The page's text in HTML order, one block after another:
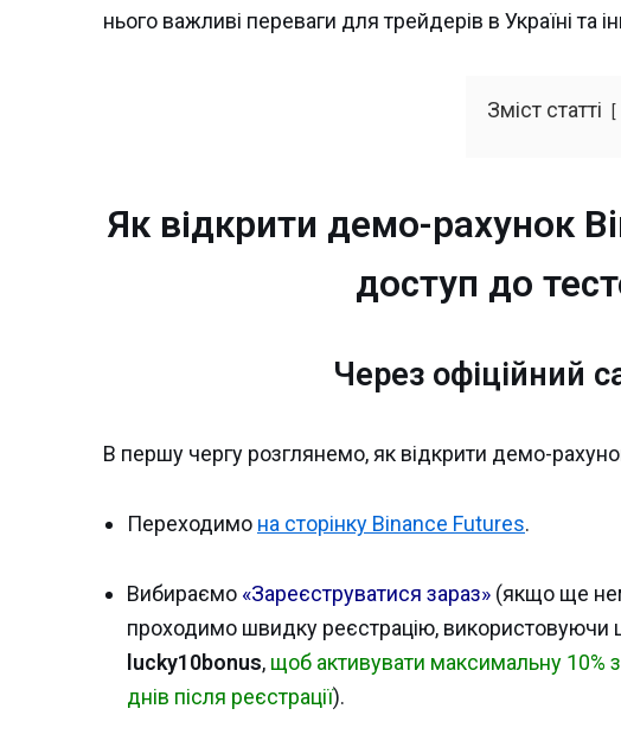
нього важливі переваги для трейдерів в Україні та
Зміст статті
Як відкрити демо-рахунок
доступ до
Через офіційний
В першу чергу розглянемо, як відкрити демо-
Переходимо на сторінку Binance Futures.
Вибираємо «Зареєструватися зараз» (якщо ще
проходимо швидку реєстрацію, використовуючи
lucky10bonus, щоб активувати максимальну 10%
днів після реєстрації).